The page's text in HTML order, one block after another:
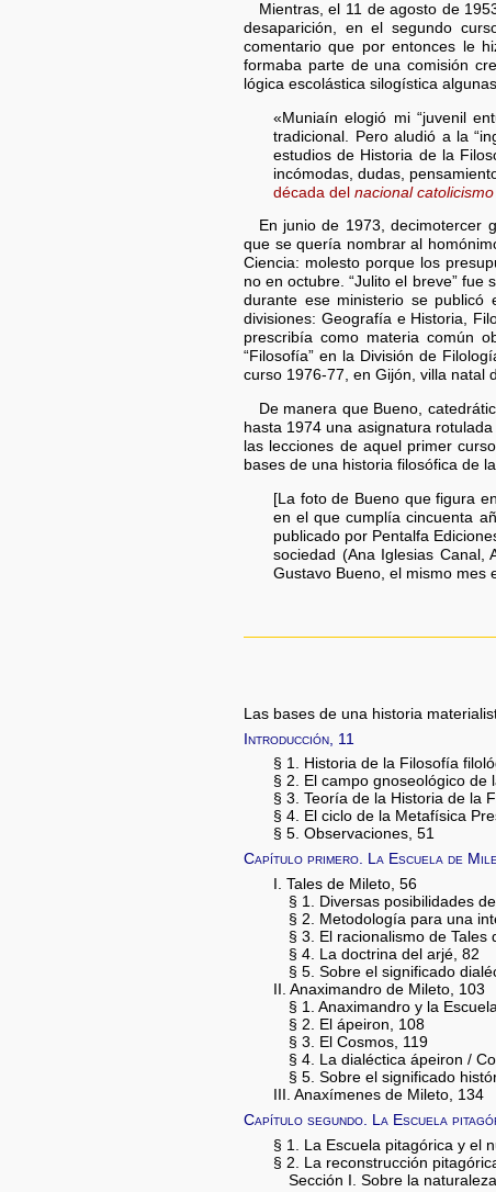
Mientras, el 11 de agosto de
desaparición, en el segundo
comentario que por entonces le
formaba parte de una comisión
lógica escolástica silogística
«Muniaín elogió mi “juvenil
tradicional. Pero aludió a la
estudios de Historia de la
incómodas, dudas,
década delnacional catolicismo
En junio de 1973, decimotercer
que se quería nombrar al
Ciencia: molesto porque los
no en octubre. “Julito el breve” fue
durante ese ministerio se publicó
divisiones: Geografía e Historia,
prescribía como materia común
“Filosofía” en la División de
curso 1976-77, en Gijón, villa natal
De manera que Bueno,
hasta 1974 una asignatura
las lecciones de aquel primer
bases de una historia filosófica de
[La foto de Bueno que figura
en el que cumplía cincuenta
publicado por Pentalfa
sociedad (Ana Iglesias Canal,
Gustavo Bueno, el mismo mes
Las bases de una historia
Introducción, 11
§ 1. Historia de la Filosofía
§ 2. El campo gnoseológico de
§ 3. Teoría de la Historia de la
§ 4. El ciclo de la Metafísica
§ 5. Observaciones, 51
Capítulo primero. La Escuela de
I. Tales de Mileto, 56
§ 1. Diversas posibilidades
§ 2. Metodología para una
§ 3. El racionalismo de Tales
§ 4. La doctrina del arjé, 82
§ 5. Sobre el significado
II. Anaximandro de Mileto, 103
§ 1. Anaximandro y la
§ 2. El ápeiron, 108
§ 3. El Cosmos, 119
§ 4. La dialéctica ápeiron /
§ 5. Sobre el significado
III. Anaxímenes de Mileto, 134
Capítulo segundo. La Escuela
§ 1. La Escuela pitagórica y el
§ 2. La reconstrucción
Sección I. Sobre la